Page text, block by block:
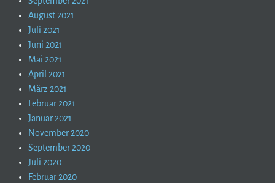
August 2021
Juli 2021
Juni 2021
Mai 2021
April 2021
März 2021
Februar 2021
Januar 2021
November 2020
September 2020
Juli 2020
Februar 2020